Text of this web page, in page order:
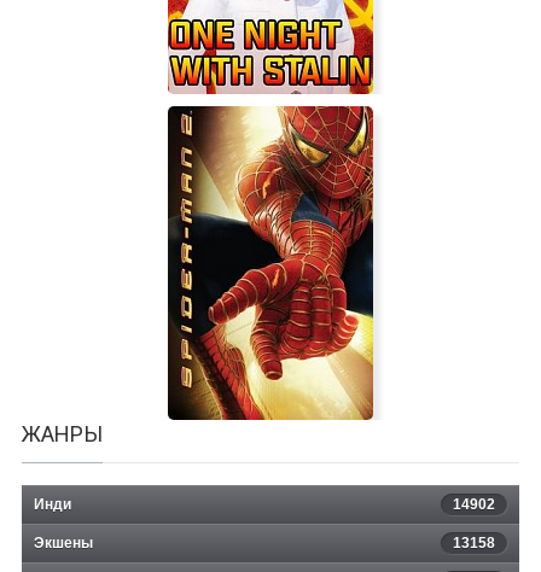
One Night With Stalin
ЖАНРЫ
Инди 14902
Экшены 13158